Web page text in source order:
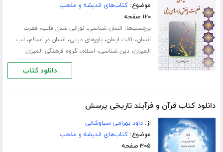
موضوع:کتاب‌های اندیشه و مذهب
۱۲۰ صفحه
برچسب‌ها: انسان شناسی،نورانی شدن قلب، فطرت
انسان،آفت ایمان،باورهای دینی، انسان در اسلام، لب
المیزان،دین شناسی، اسلام،گروه فرهنگی المیزان
دانلود کتاب
دانلود کتاب قرآن و فرآیند تاریخی پرسش
از:داود بهرامی سیاوشانی
موضوع:کتاب‌های اندیشه و مذهب
۳۰۵ صفحه